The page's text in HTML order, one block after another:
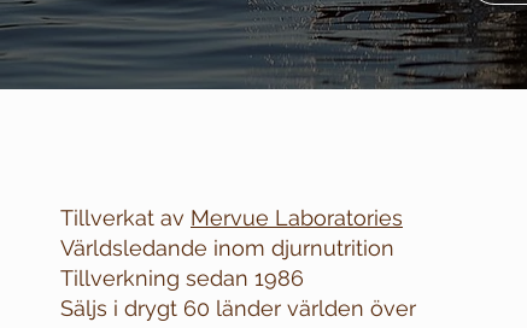
Tillverkat av Mervue Laboratories
Världsledande inom djurnutrition
Tillverkning sedan 1986
Säljs i drygt 60 länder världen över